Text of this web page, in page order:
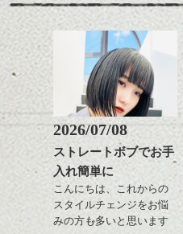
すめですよ。
ナチュラルなトーンの色
で柔らかさをプラスする
のも良いですね。
またクセ毛の方は質感調
整のストレートパーマで
髪質改善すると
更に扱いやすくなるので
おすすめです。
いつものスタイリングが
ドライした後オイルやワ
ックスをなじませるだけ
に。
ベージュ系等の肌を綺麗
に見せる効果のあるカラ
ーリングをプラスして透
明感を表現すると
2026/07/08
ストレートボブでお手
入れ簡単に
こんにちは、これからの
スタイルチェンジをお悩
みの方も多いと思います